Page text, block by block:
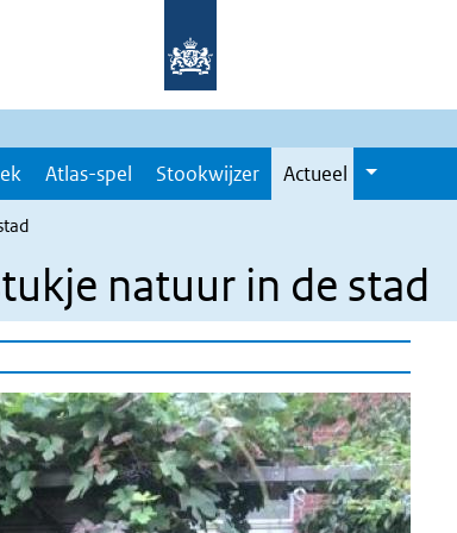
Atlas-spel Stookwijzer Actueel
natuur in de stad